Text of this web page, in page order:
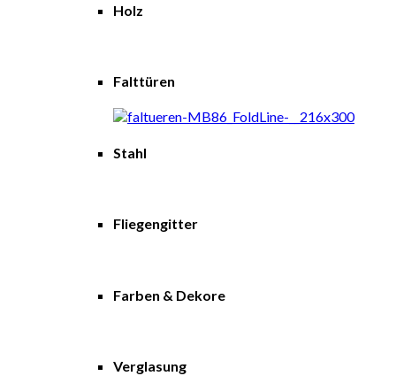
Holz
Falttüren
Stahl
Fliegengitter
Farben & Dekore
Verglasung